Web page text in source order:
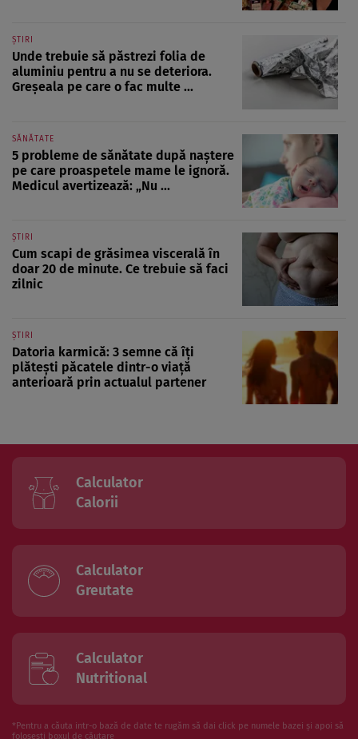
ȘTIRI
Unde trebuie să păstrezi folia de
aluminiu pentru a nu se deteriora.
Greșeala pe care o fac multe ...
SĂNĂTATE
5 probleme de sănătate după naștere
pe care proaspetele mame le ignoră.
Medicul avertizează: „Nu ...
ȘTIRI
Cum scapi de grăsimea viscerală în
doar 20 de minute. Ce trebuie să faci
zilnic
ȘTIRI
Datoria karmică: 3 semne că îți
plătești păcatele dintr-o viață
anterioară prin actualul partener
Calculator
Calorii
Calculator
Greutate
Calculator
Nutritional
*Pentru a căuta intr-o bază de date te rugăm să dai click pe numele bazei și apoi să
folosesti boxul de căutare